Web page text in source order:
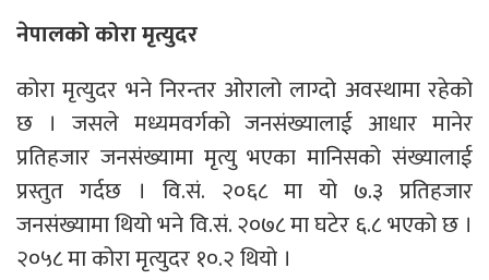
नेपालको कोरा मृत्युदर
कोरा मृत्युदर भने निरन्तर ओरालो लाग्दो अवस्थामा रहेको
छ । जसले मध्यमवर्गको जनसंख्यालाई आधार मानेर
प्रतिहजार जनसंख्यामा मृत्यु भएका मानिसको संख्यालाई
प्रस्तुत गर्दछ । वि.सं. २०६८ मा यो ७.३ प्रतिहजार
जनसंख्यामा थियो भने वि.सं. २०७८ मा घटेर ६.८ भएको छ ।
२०५८ मा कोरा मृत्युदर १०.२ थियो ।